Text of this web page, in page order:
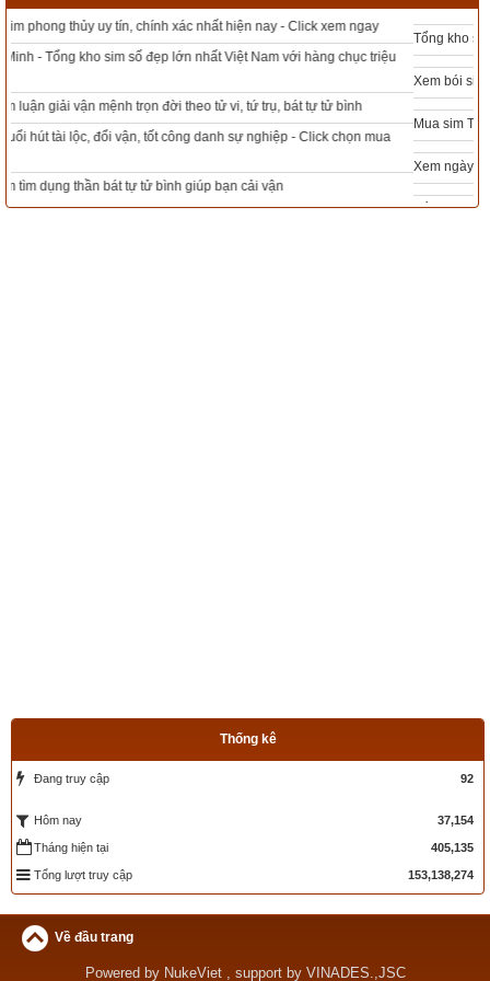
khác.
Lịch vạn niên - Chọn giờ tốt ngày đẹp
Ngày cần xem
Tổng kho sim phong thủy - Sim hợp tuổi - Sim hợp mệnh giá rẻ nhất thị trường
Mua sim Thần tài, Thần tài theo bạn! Giao sim miễn phí
Tổng Kho Sim Năm sinh 0x - 9x - 8x -7x -6x giá rẻ nhất thị trường - Click xem
Đang truy cập 92
Tổng lượt truy cập 153,138,274